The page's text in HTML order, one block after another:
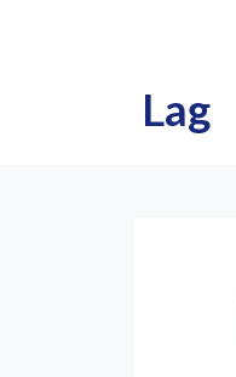
Lag